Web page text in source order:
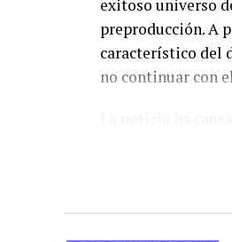
exitoso universo
preproducción. A
característico del
no continuar con
esperaban ver
continúa
temporadas